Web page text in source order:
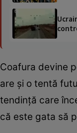
Coafura devine
are și o tentă
tendință care
că este gata să